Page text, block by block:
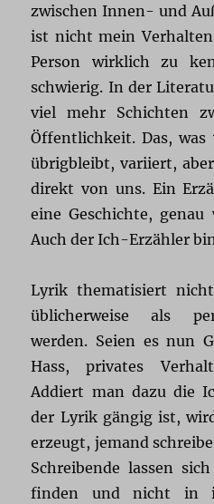
zwischen Innen- und
ist nicht mein
Person wirklich zu
schwierig. In der
viel mehr Schichten
Öffentlichkeit. Das,
übrigbleibt, variiert,
direkt von uns. Ein
eine Geschichte,
Auch der Ich-Erzähler
Lyrik thematisiert
üblicherweise als
werden. Seien es nun
Hass, privates
Addiert man dazu die
der Lyrik gängig ist,
erzeugt, jemand
Schreibende lassen
finden und nicht in